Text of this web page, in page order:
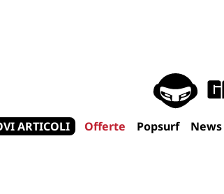
ARTICOLI Offerte Popsurf News